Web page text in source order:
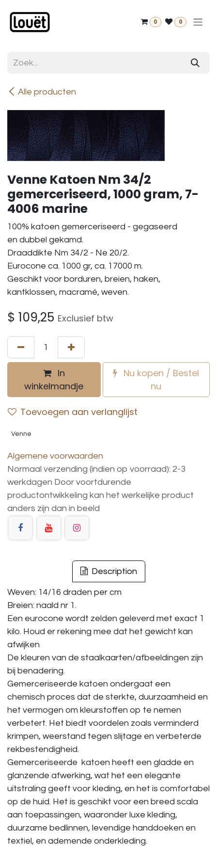
0 0
Alle producten
Venne Katoen Nm 34/2
gemerceriseerd, 1000 gram, 7-
4006 marine
100% katoen gemerceriseerd - gegaseerd
en dubbel gekamd.
Draaddikte Nm 34/2 - Ne 20/2.
Eurocone ca. 1000 gr, ca. 17000 m.
Geschikt voor borduren, breien, haken,
kantklossen, macramé, weven.
$ 109,25 Exclusief btw
In
winkelmandje
Nu kopen / Bestel
nu
Toevoegen aan verlanglijst
Venne
Algemene voorwaarden
Normaal verzending (indien op voorraad): 2-3
werkdagen Door voortdurende
productontwikkeling kan het werkelijke product
anders zijn dan in beeld
Description
Weven: 14/16 draden per cm
Breien: naald nr 1.
Een eurocone wordt zelden geleverd met exact 1
kilo. Houd er rekening mee dat het gewicht kan
afwijken
De kleuren van de staalkaarten/afbeeldingen zijn
bij benadering.
Gemerceriseerde katoen ondergaat een
chemisch proces dat de sterkte, duurzaamheid en
het vermogen om kleurstoffen op te nemen
verbetert. Het biedt voordelen zoals verminderd
krimpen, weerstand tegen slijtage en verbeterde
rekbestendigheid.
Gemerceriseerde katoen heeft een gladde en
glanzende afwerking, wat het een elegante
uitstraling geeft voor kleding, en het is comfortabel
op de huid. Het is geschikt voor een breed scala
aan toepassingen, waaronder luxe kleding,
duurzame bedlinnen, levendige handdoeken en
textiel, en ademende onderkleding.